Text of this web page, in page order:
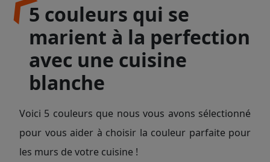
5 couleurs qui se
marient à la perfection
avec une cuisine
blanche
Voici 5 couleurs que nous vous avons sélectionné
pour vous aider à choisir la couleur parfaite pour
les murs de votre cuisine !